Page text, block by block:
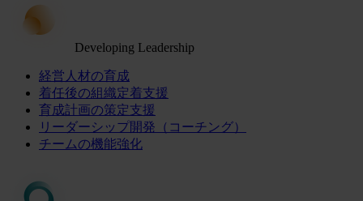
Developing Leadership
経営人材の育成
着任後の組織定着支援
育成計画の策定支援
リーダーシップ開発（コーチング）
チームの機能強化